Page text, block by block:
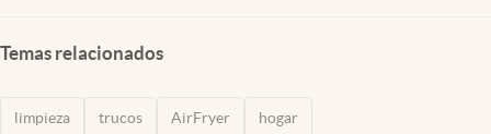
Temas relacionados
limpieza trucos AirFryer hogar